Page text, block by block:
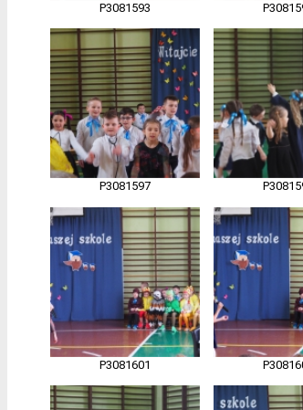
P3081593
P3081597
P3081601